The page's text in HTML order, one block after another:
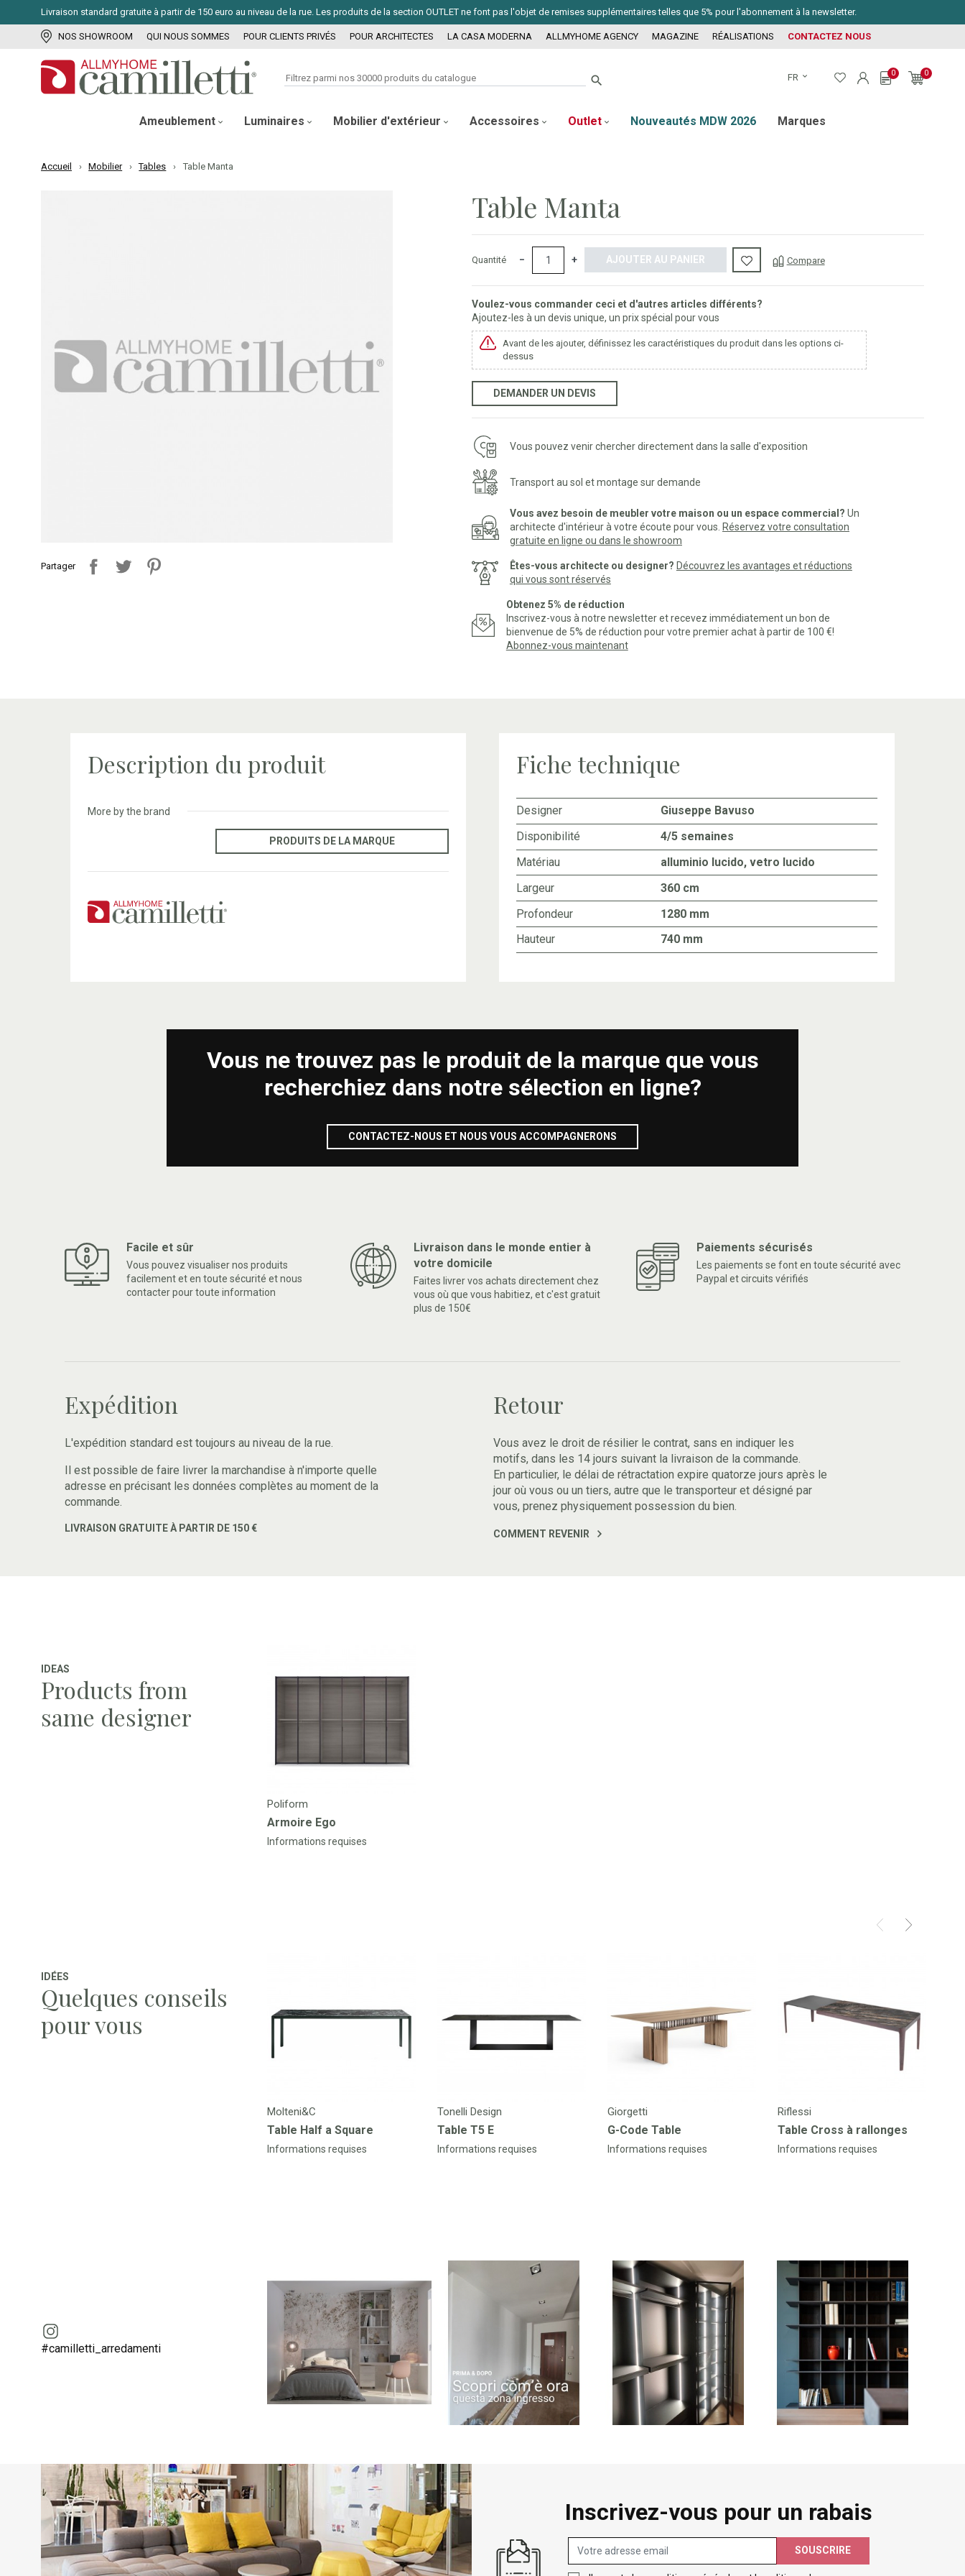
Livraison standard gratuite à partir de 150 euro au niveau de la rue. Les produits de la section OUTLET ne font pas l'objet de remises supplémentaires telles que 5% pour l'abonnement à la newsletter.
NOS SHOWROOM QUI NOUS SOMMES POUR CLIENTS PRIVÉS POUR ARCHITECTES LA CASA MODERNA ALLMYHOME AGENCY MAGAZINE RÉALISATIONS CONTACTEZ NOUS
 FR 0 0
Ameublement Luminaires Mobilier d'extérieur Accessoires Outlet Nouveautés MDW 2026 Marques
Accueil Mobilier Tables Table Manta
Partager
Table Manta
Quantité − + AJOUTER AU PANIER Compare
Voulez-vous commander ceci et d'autres articles différents?
Ajoutez-les à un devis unique, un prix spécial pour vous
Avant de les ajouter, définissez les caractéristiques du produit dans les options ci-
dessus
DEMANDER UN DEVIS
Vous pouvez venir chercher directement dans la salle d'exposition
Transport au sol et montage sur demande
Vous avez besoin de meubler votre maison ou un espace commercial? Un
architecte d'intérieur à votre écoute pour vous. Réservez votre consultation
gratuite en ligne ou dans le showroom
Êtes-vous architecte ou designer? Découvrez les avantages et réductions
qui vous sont réservés
Obtenez 5% de réduction
Inscrivez-vous à notre newsletter et recevez immédiatement un bon de
bienvenue de 5% de réduction pour votre premier achat à partir de 100 €!
Abonnez-vous maintenant
Description du produit
More by the brand
PRODUITS DE LA MARQUE
Fiche technique
Designer
Giuseppe Bavuso
Disponibilité
4/5 semaines
Matériau
alluminio lucido, vetro lucido
Largeur
360 cm
Profondeur
1280 mm
Hauteur
740 mm
Vous ne trouvez pas le produit de la marque que vous
recherchiez dans notre sélection en ligne?
CONTACTEZ-NOUS ET NOUS VOUS ACCOMPAGNERONS
Facile et sûr
Vous pouvez visualiser nos produits
facilement et en toute sécurité et nous
contacter pour toute information
Livraison dans le monde entier à
votre domicile
Faites livrer vos achats directement chez
vous où que vous habitiez, et c'est gratuit
plus de 150€
Paiements sécurisés
Les paiements se font en toute sécurité avec
Paypal et circuits vérifiés
Expédition
L'expédition standard est toujours au niveau de la rue.
Il est possible de faire livrer la marchandise à n'importe quelle
adresse en précisant les données complètes au moment de la
commande.
LIVRAISON GRATUITE À PARTIR DE 150 €
Retour
Vous avez le droit de résilier le contrat, sans en indiquer les
motifs, dans les 14 jours suivant la livraison de la commande.
En particulier, le délai de rétractation expire quatorze jours après le
jour où vous ou un tiers, autre que le transporteur et désigné par
vous, prenez physiquement possession du bien.
COMMENT REVENIR
IDEAS
Products from
same designer
Poliform
Armoire Ego
Informations requises
IDÉES
Quelques conseils
pour vous
Molteni&C
Table Half a Square
Informations requises
Tonelli Design
Table T5 E
Informations requises
Giorgetti
G-Code Table
Informations requises
Riflessi
Table Cross à rallonges
Informations requises
#camilletti_arredamenti
Inscrivez-vous pour un rabais
SOUSCRIRE